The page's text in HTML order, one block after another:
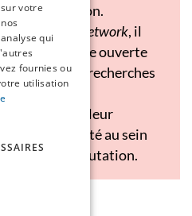
la profession.
Network, il
ouverte
À travers ses recherches
il invite
questionner leur
responsabilité au sein
en profonde mutation.
votre
qui
fournies ou
utilisation